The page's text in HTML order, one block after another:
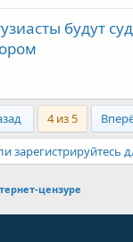
будут
4 из 5
зарегистрируйтесь
цензуре